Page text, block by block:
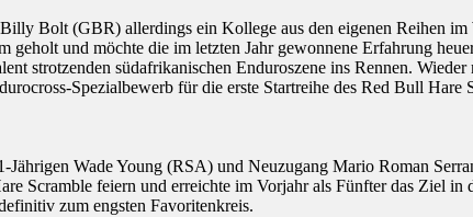
Bolt (GBR) allerdings ein Kollege aus den eigenen Reihen
geholt und möchte die im letzten Jahr gewonnene Erfahrung
strotzenden südafrikanischen Enduroszene ins Rennen.
Spezialbewerb für die erste Startreihe des Red Bull
Jährigen Wade Young (RSA) und Neuzugang Mario Roman
Scramble feiern und erreichte im Vorjahr als Fünfter das Ziel
zum engsten Favoritenkreis.